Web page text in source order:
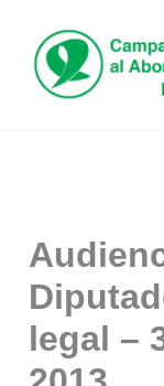
contenido
legal –